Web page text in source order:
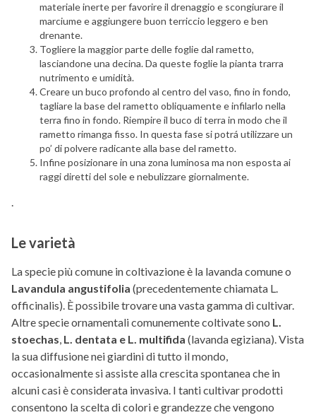
materiale inerte per favorire il drenaggio e scongiurare il
marciume e aggiungere buon terriccio leggero e ben
drenante.
Togliere la maggior parte delle foglie dal rametto,
lasciandone una decina. Da queste foglie la pianta trarra
nutrimento e umidità.
Creare un buco profondo al centro del vaso, fino in fondo,
tagliare la base del rametto obliquamente e infilarlo nella
terra fino in fondo. Riempire il buco di terra in modo che il
rametto rimanga fisso. In questa fase si potrá utilizzare un
po’ di polvere radicante alla base del rametto.
Infine posizionare in una zona luminosa ma non esposta ai
raggi diretti del sole e nebulizzare giornalmente.
.
Le varietà
La specie più comune in coltivazione è la lavanda comune o
Lavandula angustifolia (precedentemente chiamata L.
officinalis). È possibile trovare una vasta gamma di cultivar.
Altre specie ornamentali comunemente coltivate sono L.
stoechas, L. dentata e L. multifida (lavanda egiziana). Vista
la sua diffusione nei giardini di tutto il mondo,
occasionalmente si assiste alla crescita spontanea che in
alcuni casi è considerata invasiva. I tanti cultivar prodotti
consentono la scelta di colori e grandezze che vengono